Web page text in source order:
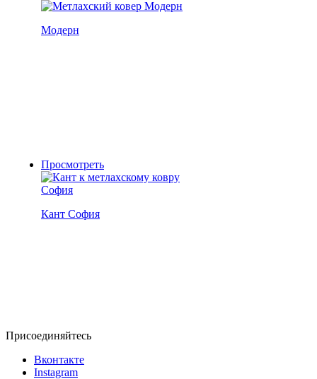
Модерн
Просмотреть
Кант София
Присоединяйтесь
Вконтакте
Instagram